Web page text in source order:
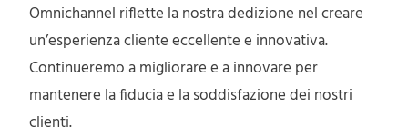
Omnichannel riflette la nostra dedizione nel creare
un’esperienza cliente eccellente e innovativa.
Continueremo a migliorare e a innovare per
mantenere la fiducia e la soddisfazione dei nostri
clienti.